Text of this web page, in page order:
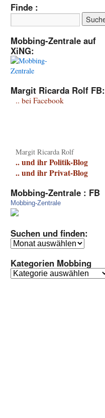
Finde :
Mobbing-Zentrale auf
XiNG:
Margit Ricarda Rolf FB:
.. bei Facebook
Margit Ricarda Rolf
.. und ihr Politik-Blog
.. und ihr Privat-Blog
Mobbing-Zentrale : FB
Mobbing-Zentrale
Suchen und finden:
Suchen
finden:
Kategorien Mobbing
Kategorien